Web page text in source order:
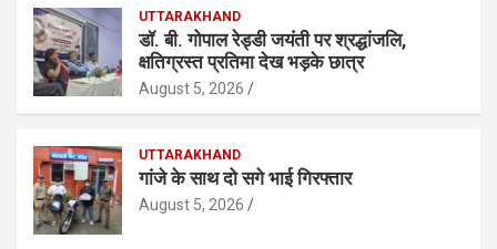
UTTARAKHAND
डॉ. बी. गोपाल रेड्डी जयंती पर श्रद्धांजलि,
क्षतिग्रस्त प्रतिमा देख भड़के छात्र
August 5, 2026
UTTARAKHAND
गांजे के साथ दो सगे भाई गिरफ्तार
August 5, 2026